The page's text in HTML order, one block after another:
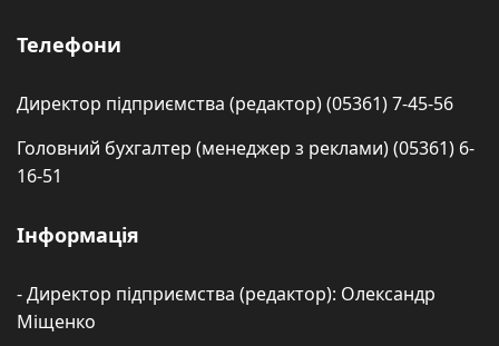
Телефони
Директор підприємства (редактор) (05361) 7-45-56
Головний бухгалтер (менеджер з реклами) (05361) 6-
16-51
Інформація
- Директор підприємства (редактор): Олександр
Міщенко